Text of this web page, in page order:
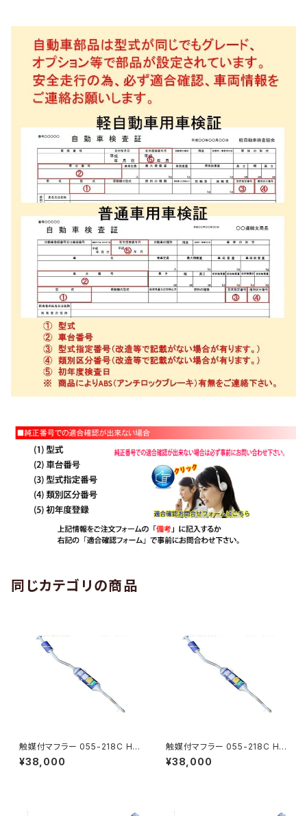
同じカテゴリの商品
触媒付マフラー 055-218C HS
T製ハイゼット S321V S331V
純正同等 車検対応 本体オール
¥38,000
触媒付マフラー 055-218C HS
T製ハイゼット S321V S331V
純正同等 車検対応 本体オール
¥38,000